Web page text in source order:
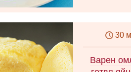
30
Варен